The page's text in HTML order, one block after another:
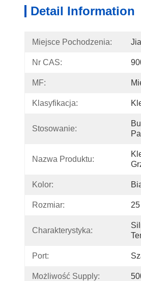
Detail Information
Miejsce Pochodzenia:
Nr CAS:
MF:
Klasyfikacja:
Stosowanie:
Nazwa Produktu:
Kolor:
Rozmiar:
Charakterystyka:
Port:
Możliwość Supply: